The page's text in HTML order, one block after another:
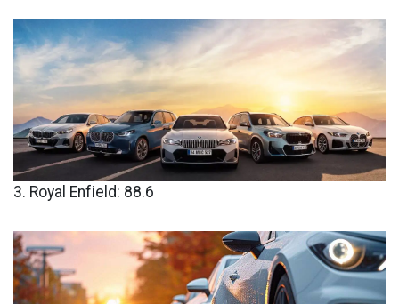
3. Royal Enfield: 88.6